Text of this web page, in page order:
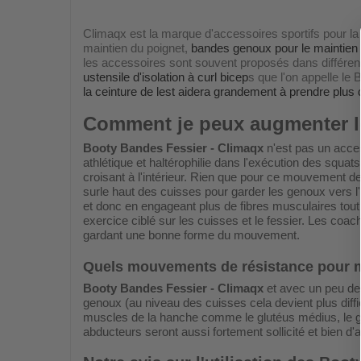
Climaqx est la marque d'accessoires sportifs pour
maintien du poignet, bandes genoux pour le maintien
les accessoires sont souvent proposés dans
ustensile d'isolation à curl biceps que l'on appelle le
la ceinture de lest aidera grandement à prendre plus
Comment je peux augmenter
Booty Bandes Fessier - Climaqx n'est pas un
athlétique et haltérophilie dans l'exécution des
croisant à l'intérieur. Rien que pour ce mouvement
surle haut des cuisses pour garder les genoux vers
et donc en engageant plus de fibres musculaires
exercice ciblé sur les cuisses et le fessier. Les
gardant une bonne forme du mouvement.
Quels mouvements de résistance pour
Booty Bandes Fessier - Climaqx et avec un peu
genoux (au niveau des cuisses cela devient plus
muscles de la hanche comme le glutéus médius,
abducteurs seront aussi fortement sollicité et bien